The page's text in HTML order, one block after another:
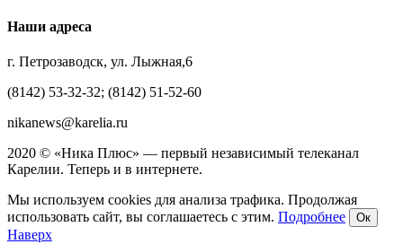
Наши адреса
г. Петрозаводск, ул. Лыжная,6
(8142) 53-32-32; (8142) 51-52-60
nikanews@karelia.ru
2020 © «Ника Плюс» — первый независимый телеканал
Карелии. Теперь и в интернете.
Мы используем cookies для анализа трафика. Продолжая
использовать сайт, вы соглашаетесь с этим. Подробнее Ок
Наверх